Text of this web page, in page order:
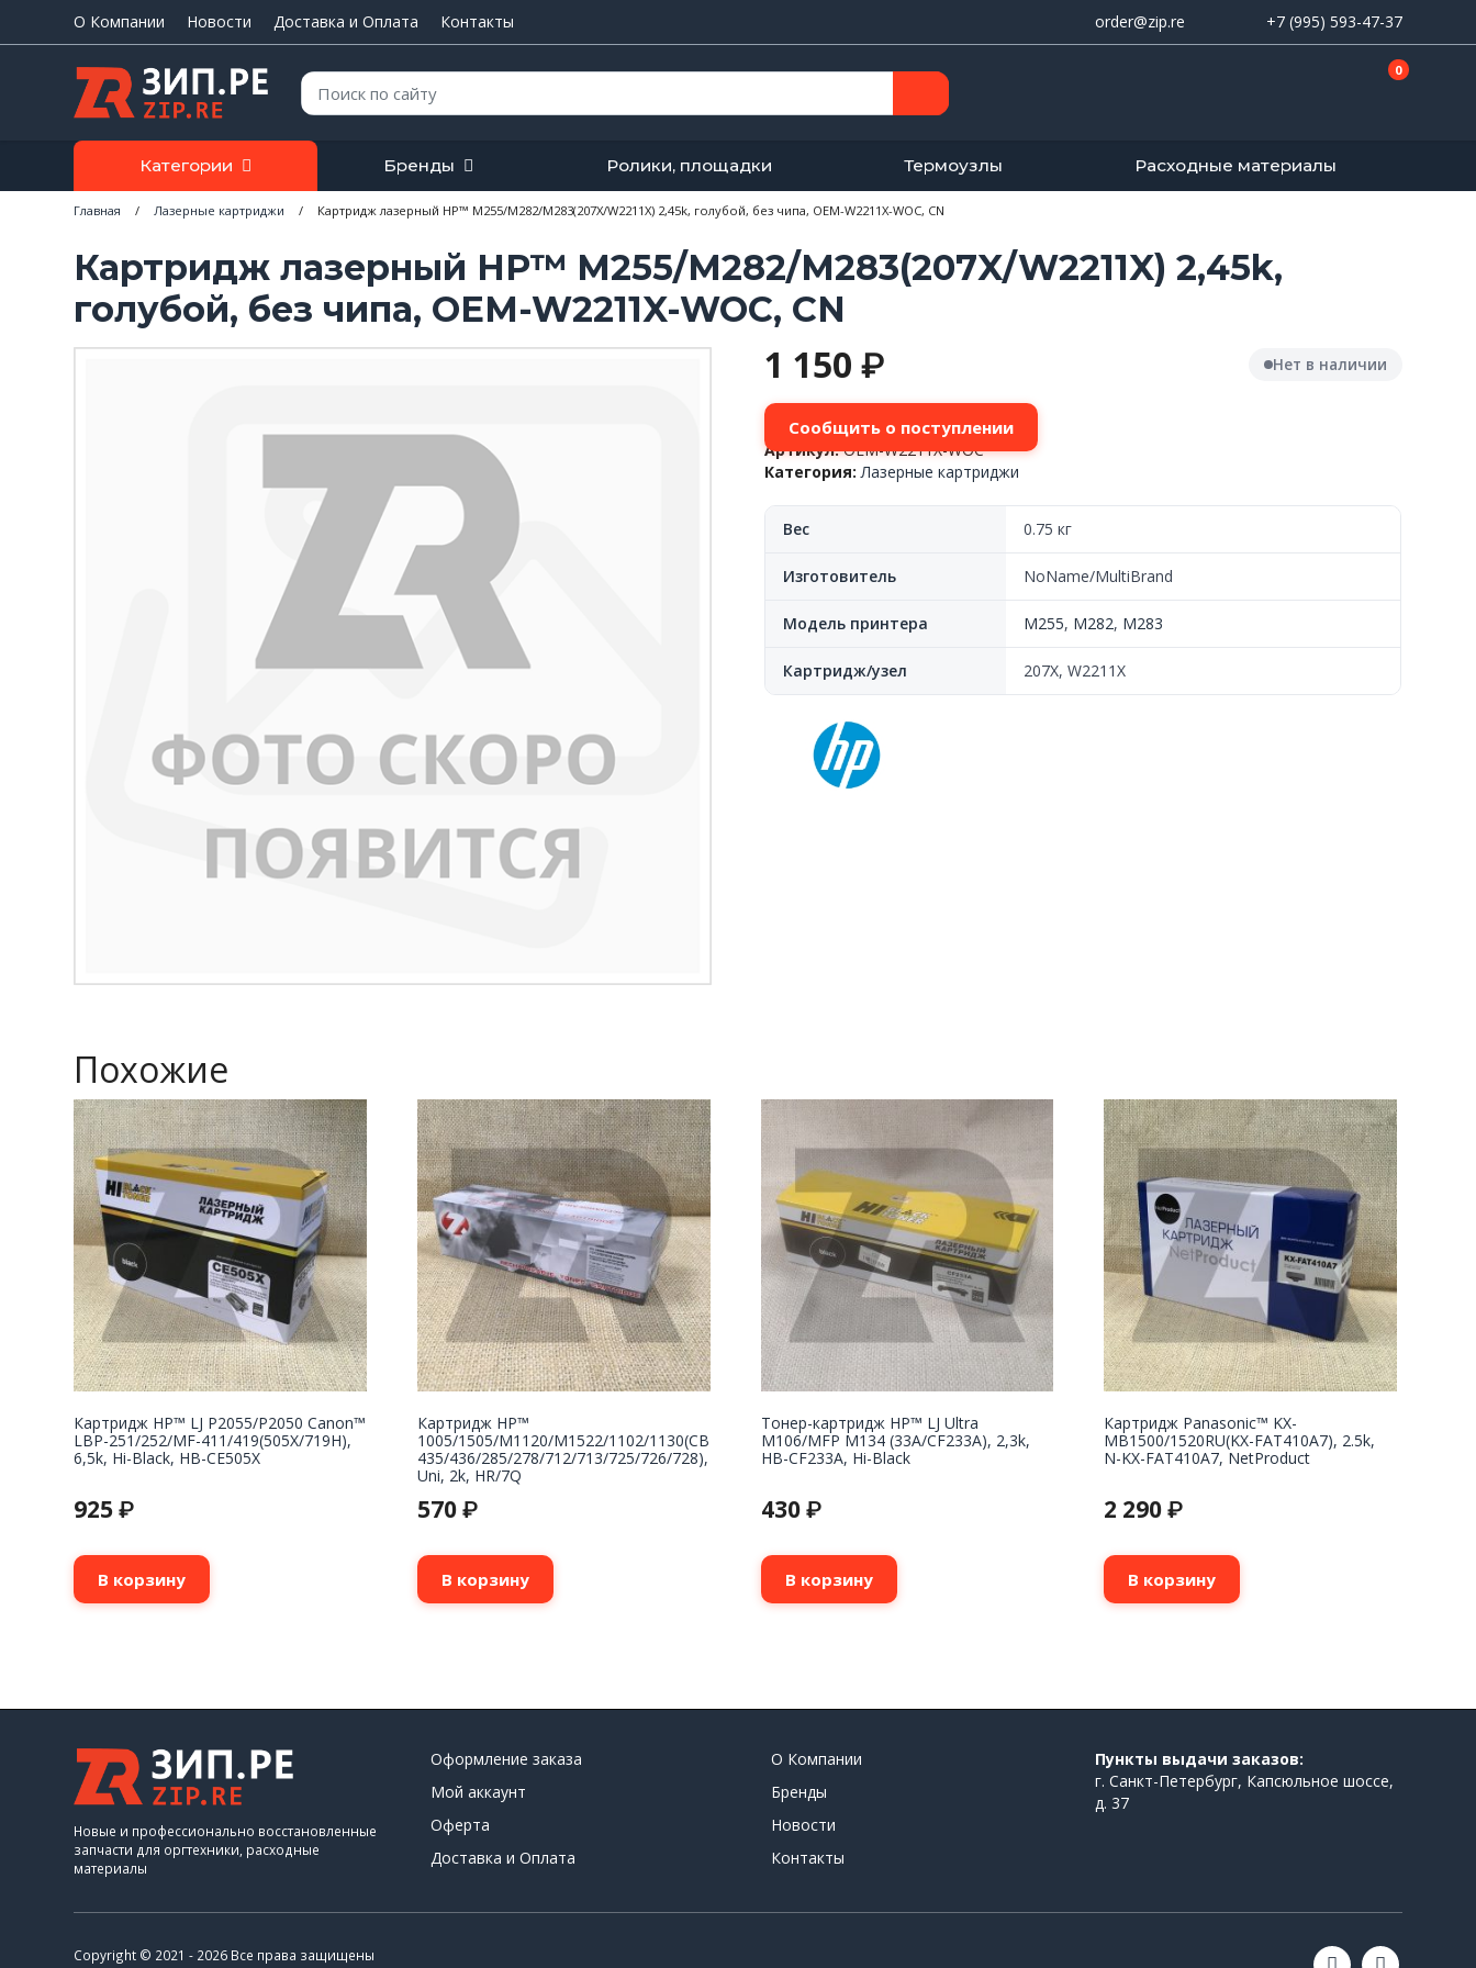
О Компании Новости Доставка и Оплата Контакты order@zip.re +7 (995) 593-47-37
Поиск: 0
Категории Бренды Ролики, площадки Термоузлы Расходные материалы
Главная / Лазерные картриджи / Картридж лазерный HP™ M255/M282/M283(207X/W2211X) 2,45k, голубой, без чипа, OEM-W2211X-WOC, CN
Картридж лазерный HP™ M255/M282/M283(207X/W2211X) 2,45k,
голубой, без чипа, OEM-W2211X-WOC, CN
1 150₽ Нет в наличии
Сообщить о поступлении
Артикул:OEM-W2211X-WOC
Категория: Лазерные картриджи
Вес 0.75 кг
Изготовитель NoName/MultiBrand
Модель принтера M255, M282, M283
Картридж/узел 207X, W2211X
Похожие
Картридж НР™ LJ P2055/P2050 Canon™
LBP-251/252/MF-411/419(505X/719H),
6,5k, Hi-Black, HB-CE505X
925 ₽
В корзину
Картридж НР™
1005/1505/M1120/M1522/1102/1130(CB
435/436/285/278/712/713/725/726/728),
Uni, 2k, HR/7Q
570 ₽
В корзину
Тонер-картридж HP™ LJ Ultra
M106/MFP M134 (33A/CF233A), 2,3k,
HB-CF233A, Hi-Black
430 ₽
В корзину
Картридж Panasonic™ KX-
MB1500/1520RU(KX-FAT410A7), 2.5k,
N-KX-FAT410A7, NetProduct
2 290₽
В корзину
Новые и профессионально восстановленные
запчасти для оргтехники, расходные
материалы
Оформление заказа
Мой аккаунт
Оферта
Доставка и Оплата
О Компании
Бренды
Новости
Контакты
Пункты выдачи заказов:
г. Санкт-Петербург, Капсюльное шоссе,
д. 37
Copyright © 2021 - 2026 Все права защищены